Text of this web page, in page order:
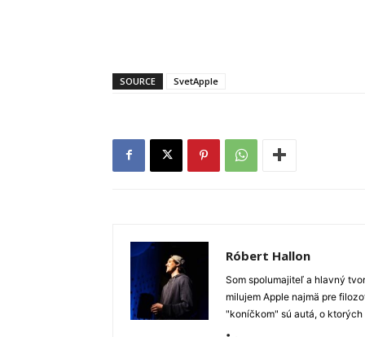
SOURCE SvetApple
Róbert Hallon
Som spolumajiteľ a hlavný
milujem Apple najmä pre
"koníčkom" sú autá, o